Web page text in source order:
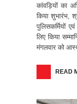
कांवड़ियों का
किया शुभारंभ,
पुलिसकर्मियों
लिए किया
मंगलवार को
READ